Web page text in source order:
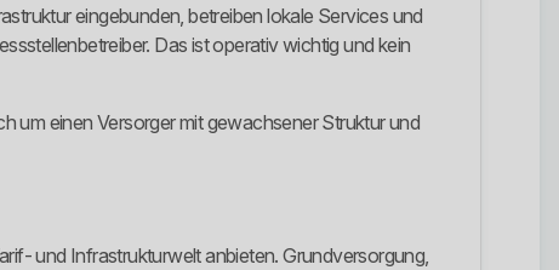
eingebunden, betreiben lokale Services und
Das ist operativ wichtig und kein
um einen Versorger mit gewachsener Struktur und
und Infrastrukturwelt anbieten. Grundversorgung,